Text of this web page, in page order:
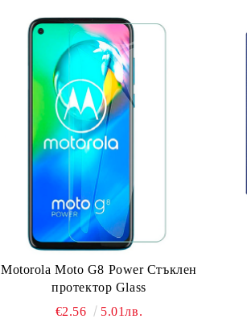
Motorola Moto G8 Power Стъклен
протектор Glass
€2.56
5.01лв.